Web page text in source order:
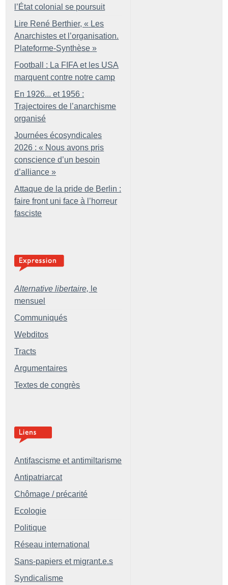
l’État colonial se poursuit
Lire René Berthier, « Les
Anarchistes et l’organisation.
Plateforme-Synthèse »
Football : La FIFA et les USA
marquent contre notre camp
En 1926... et 1956 :
Trajectoires de l’anarchisme
organisé
Journées écosyndicales
2026 : « Nous avons pris
conscience d’un besoin
d’alliance »
Attaque de la pride de Berlin :
faire front uni face à l’horreur
fasciste
Alternative libertaire, le
mensuel
Communiqués
Webditos
Tracts
Argumentaires
Textes de congrès
Antifascisme et antimiltarisme
Antipatriarcat
Chômage / précarité
Ecologie
Politique
Réseau international
Sans-papiers et migrant.e.s
Syndicalisme